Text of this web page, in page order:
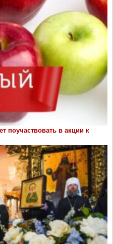
поучаствовать в акции к